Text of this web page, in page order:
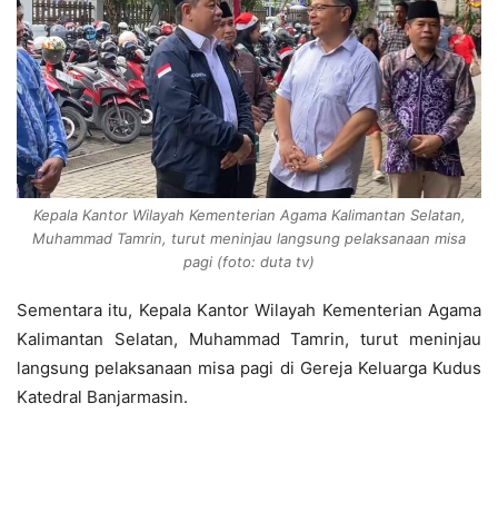
Kepala Kantor Wilayah Kementerian Agama Kalimantan Selatan,
Muhammad Tamrin, turut meninjau langsung pelaksanaan misa
pagi (foto: duta tv)
Sementara itu, Kepala Kantor Wilayah Kementerian Agama
Kalimantan Selatan, Muhammad Tamrin, turut meninjau
langsung pelaksanaan misa pagi di Gereja Keluarga Kudus
Katedral Banjarmasin.